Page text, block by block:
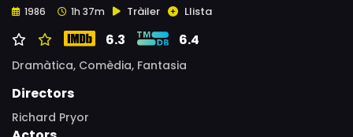
1986 1h 37m Tràiler Llista
6.3 6.4
Dramàtica, Comèdia, Fantasia
Directors
Richard Pryor